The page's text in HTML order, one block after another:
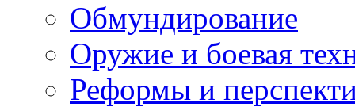
Обмундирование
Оружие и боевая
Реформы и